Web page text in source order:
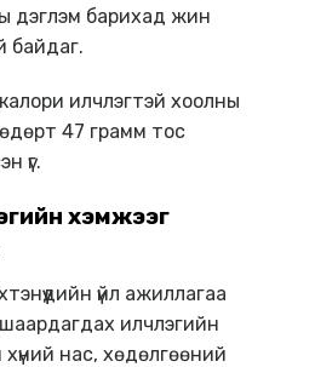
дэглэм барихад жин
байдаг.
илчлэгтэй хоолны
өдөрт 47 грамм тос
үг.
ийн хэмжээг
үйл ажиллагаа
илчлэгийн
нас, хөдөлгөөний